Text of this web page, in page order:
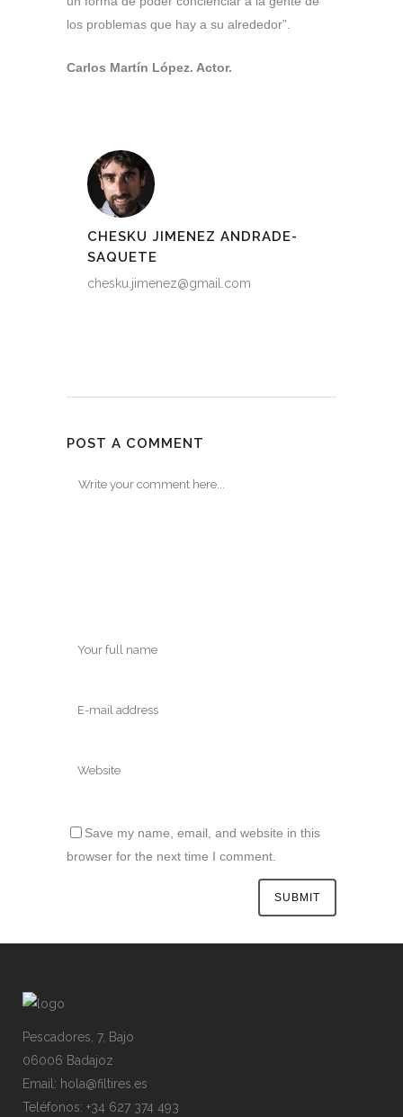
los problemas que hay a su alrededor”.
Carlos Martín López. Actor.
CHESKU JIMENEZ ANDRADE-
SAQUETE
chesku.jimenez@gmail.com
POST A COMMENT
Save my name, email, and website in this
browser for the next time I comment.
Pescadores, 7, Bajo
06006 Badajoz
Email: hola@filtires.es
Teléfonos: +34 627 374 493